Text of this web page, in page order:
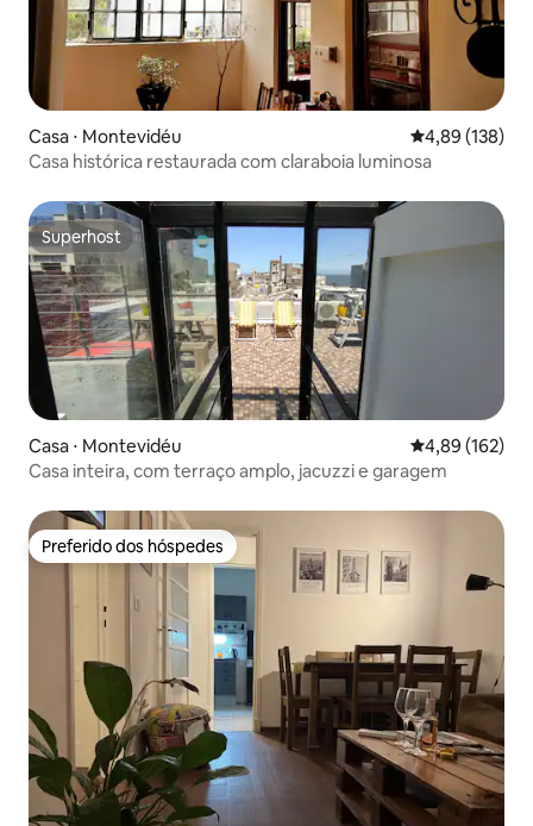
Casa ⋅ Montevidéu 4,89 de uma
4,89 (138)
Casa histórica restaurada com claraboia luminosa
Superhost
Superhost
Casa ⋅ Montevidéu 4,89 de uma
4,89 (162)
Casa inteira, com terraço amplo, jacuzzi e garagem
Preferido dos hóspedes
Preferido dos hóspedes